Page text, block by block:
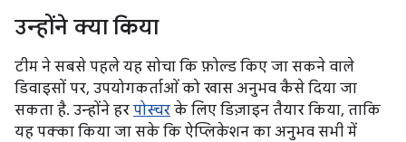
उन्होंने क्या किया
टीम ने सबसे पहले यह सोचा कि फ़ोल्ड किए जा सकने वाले
डिवाइसों पर, उपयोगकर्ताओं को खास अनुभव कैसे दिया जा
सकता है. उन्होंने हर पोस्चर के लिए डिज़ाइन तैयार किया, ताकि
यह पक्का किया जा सके कि ऐप्लिकेशन का अनुभव सभी में